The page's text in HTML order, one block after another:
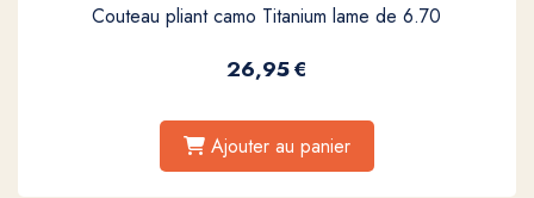
Couteau pliant camo Titanium lame de 6.70
26,95€
Ajouter au panier